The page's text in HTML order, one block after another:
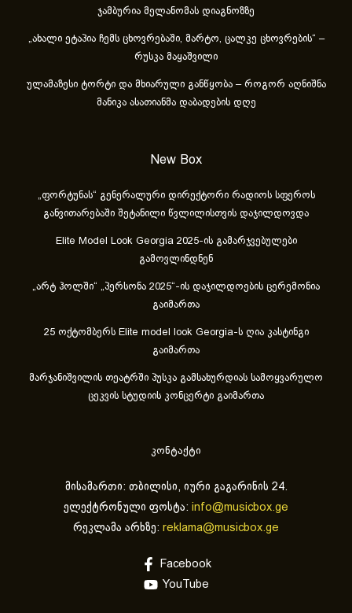
ჯამბურია მელანომას დიაგნოზზე
„ახა­ლი ეტა­პია ჩემს ცხოვ­რე­ბა­ში, მარ­ტო, ცალ­კე ცხოვ­რე­ბის“ –
რუსკა მაყაშვილი
ულამაზესი ტორტი და მხიარული განწყობა – როგორ აღნიშნა
მანიკა ასათიანმა დაბადების დღე
New Box
„ფორტუნას“ გენერალური დირექტორი რადიოს სფეროს
განვითარებაში შეტანილი წვლილისთვის დაჯილდოვდა
Elite Model Look Georgia 2025-ის გამარჯვებულები
გამოვლინდნენ
„არტ ჰოლში“ „პერსონა 2025“-ის დაჯილდოების ცერემონია
გაიმართა
25 ოქტომბერს Elite model look Georgia-ს ღია კასტინგი
გაიმართა
მარჯანიშვილის თეატრში პუსკა გამსახურდიას სამოყვარულო
ცეკვის სტუდიის კონცერტი გაიმართა
კონტაქტი
მისამართი: თბილისი, იური გაგარინის 24.
ელექტრონული ფოსტა: info@musicbox.ge
რეკლამა არხზე: reklama@musicbox.ge
Facebook
YouTube